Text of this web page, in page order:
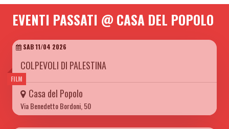
EVENTI PASSATI @ CASA DEL POPOLO
FILM
SAB 11/04 2026
COLPEVOLI DI PALESTINA
Casa del Popolo
Via Benedetto Bordoni, 50